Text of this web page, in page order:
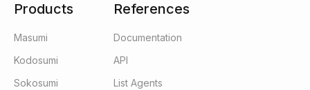
Products
Masumi
Kodosumi
Sokosumi
References
Documentation
API
List Agents